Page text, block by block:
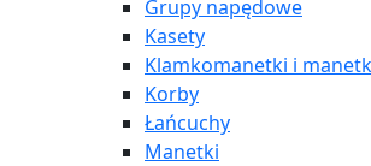
Grupy napędowe
Kasety
Klamkomanetki i
Korby
Łańcuchy
Manetki